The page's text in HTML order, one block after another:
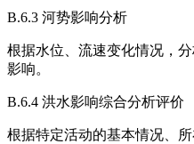
B.6.3 河势影响分析
根据水位、流速变化情况，
影响。
B.6.4 洪水影响综合分析评价
根据特定活动的基本情况、